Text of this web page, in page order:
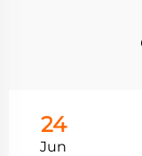
24
Jun